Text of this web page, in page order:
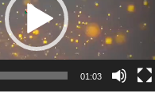
01:03